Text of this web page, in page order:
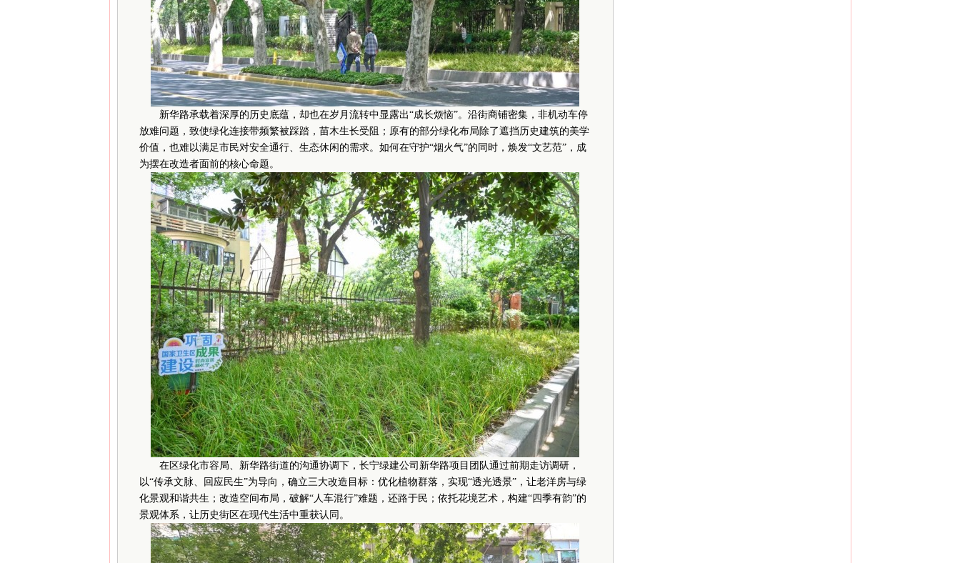
新华路承载着深厚的历史底蕴，却也在岁月流转中显露出“成长烦恼”。沿街商铺密集，非机动车停
放难问题，致使绿化连接带频繁被踩踏，苗木生长受阻；原有的部分绿化布局除了遮挡历史建筑的美学
价值，也难以满足市民对安全通行、生态休闲的需求。如何在守护“烟火气”的同时，焕发“文艺范”，成
为摆在改造者面前的核心命题。
在区绿化市容局、新华路街道的沟通协调下，长宁绿建公司新华路项目团队通过前期走访调研，
以“传承文脉、回应民生”为导向，确立三大改造目标：优化植物群落，实现“透光透景”，让老洋房与绿
化景观和谐共生；改造空间布局，破解“人车混行”难题，还路于民；依托花境艺术，构建“四季有韵”的
景观体系，让历史街区在现代生活中重获认同。